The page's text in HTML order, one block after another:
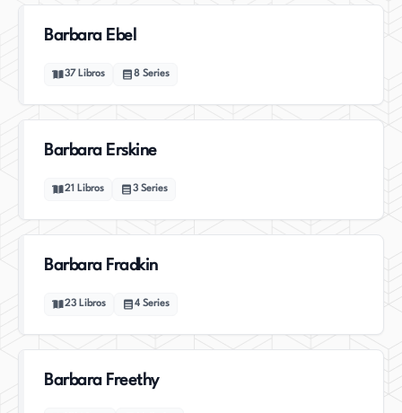
Barbara Ebel
37 Libros 8 Series
Barbara Erskine
21 Libros 3 Series
Barbara Fradkin
23 Libros 4 Series
Barbara Freethy